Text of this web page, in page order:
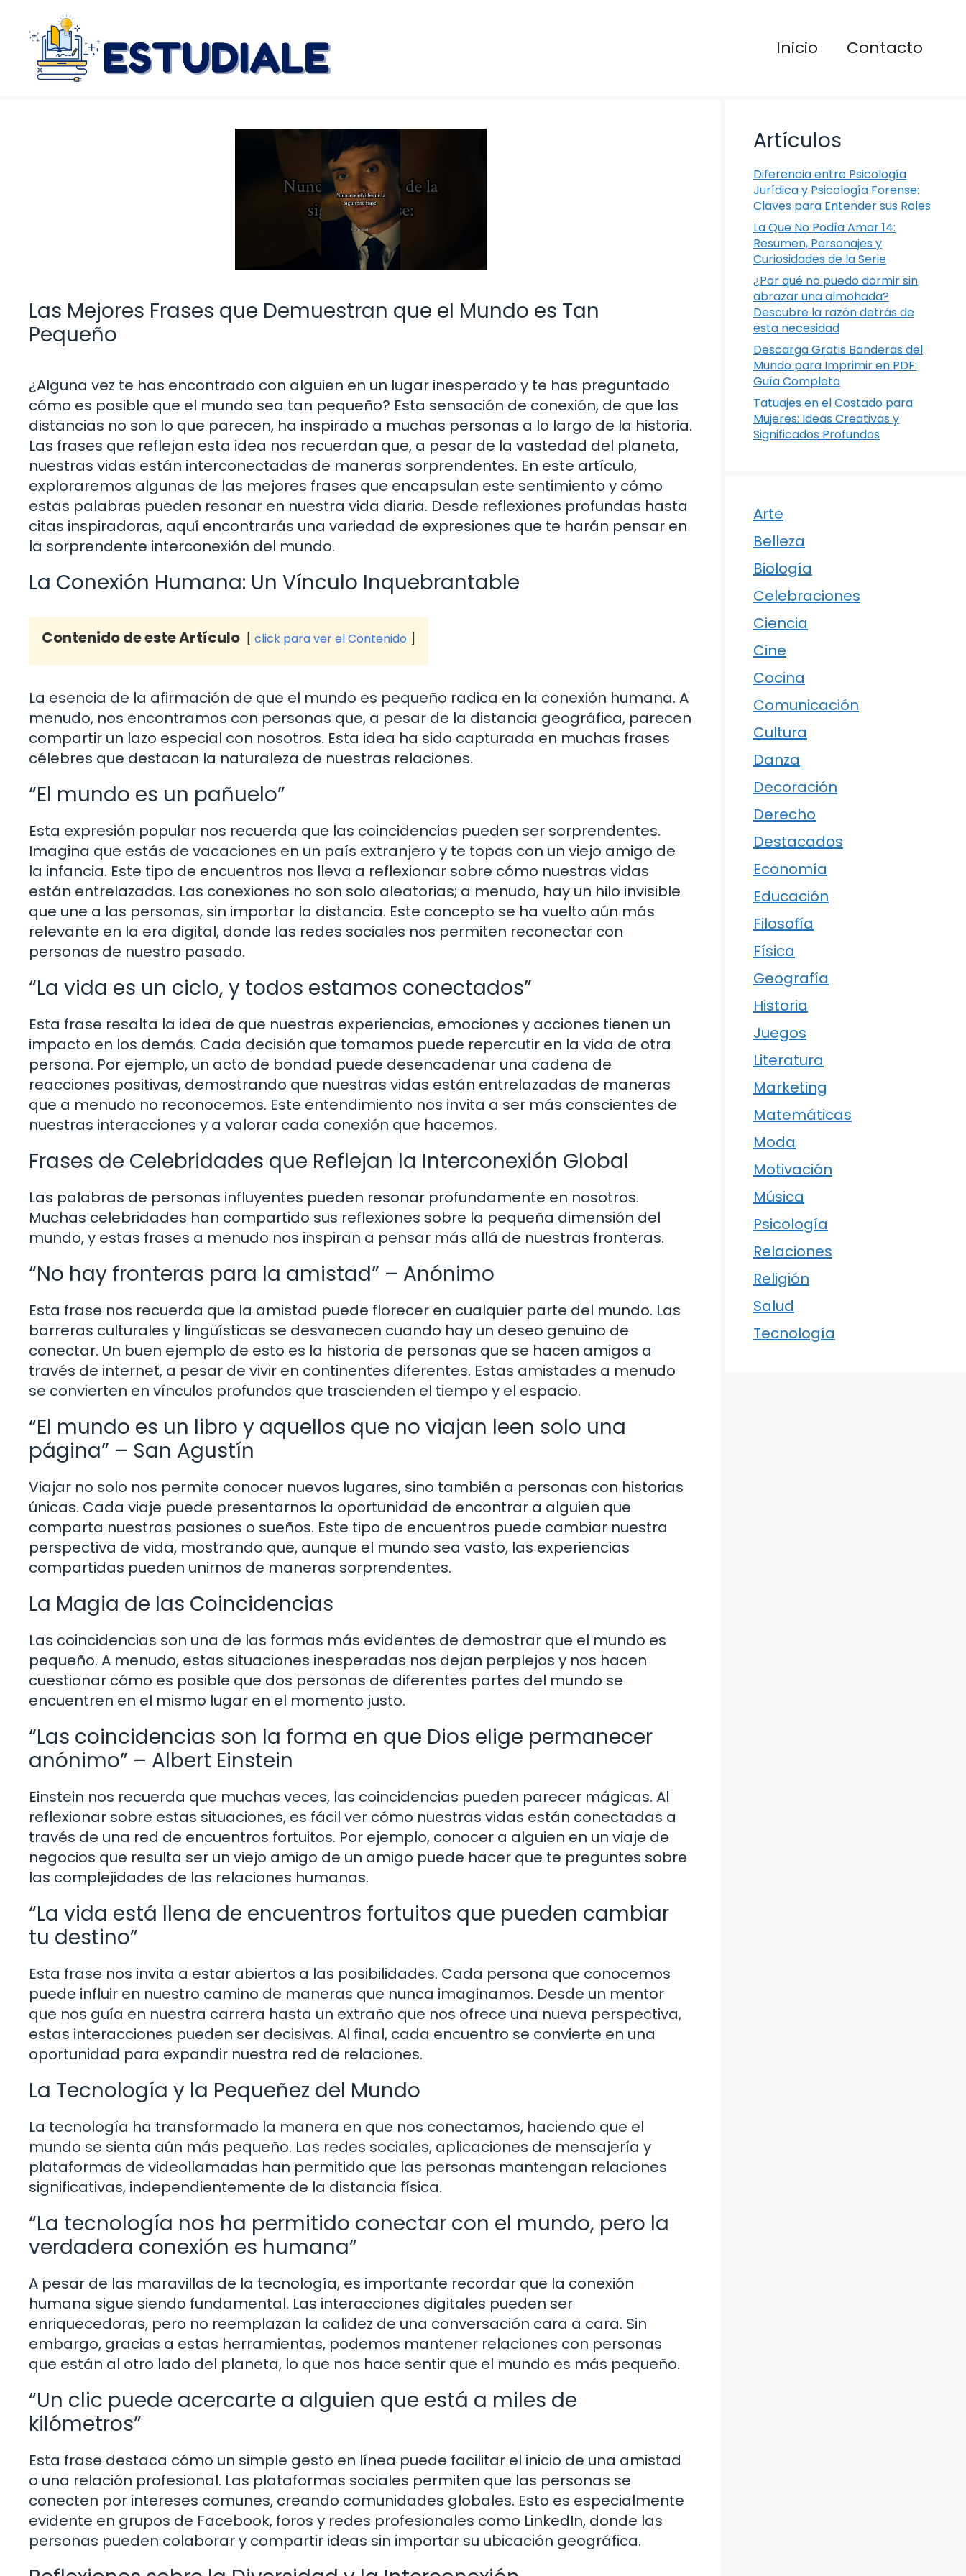
contenido
Inicio Contacto
Las Mejores Frases que Demuestran que el Mundo es Tan
Pequeño
¿Alguna vez te has encontrado con alguien en un lugar inesperado y te has preguntado
cómo es posible que el mundo sea tan pequeño? Esta sensación de conexión, de que las
distancias no son lo que parecen, ha inspirado a muchas personas a lo largo de la historia.
Las frases que reflejan esta idea nos recuerdan que, a pesar de la vastedad del planeta,
nuestras vidas están interconectadas de maneras sorprendentes. En este artículo,
exploraremos algunas de las mejores frases que encapsulan este sentimiento y cómo
estas palabras pueden resonar en nuestra vida diaria. Desde reflexiones profundas hasta
citas inspiradoras, aquí encontrarás una variedad de expresiones que te harán pensar en
la sorprendente interconexión del mundo.
La Conexión Humana: Un Vínculo Inquebrantable
Contenido de este Artículo click para ver el Contenido
La esencia de la afirmación de que el mundo es pequeño radica en la conexión humana. A
menudo, nos encontramos con personas que, a pesar de la distancia geográfica, parecen
compartir un lazo especial con nosotros. Esta idea ha sido capturada en muchas frases
célebres que destacan la naturaleza de nuestras relaciones.
“El mundo es un pañuelo”
Esta expresión popular nos recuerda que las coincidencias pueden ser sorprendentes.
Imagina que estás de vacaciones en un país extranjero y te topas con un viejo amigo de
la infancia. Este tipo de encuentros nos lleva a reflexionar sobre cómo nuestras vidas
están entrelazadas. Las conexiones no son solo aleatorias; a menudo, hay un hilo invisible
que une a las personas, sin importar la distancia. Este concepto se ha vuelto aún más
relevante en la era digital, donde las redes sociales nos permiten reconectar con
personas de nuestro pasado.
“La vida es un ciclo, y todos estamos conectados”
Esta frase resalta la idea de que nuestras experiencias, emociones y acciones tienen un
impacto en los demás. Cada decisión que tomamos puede repercutir en la vida de otra
persona. Por ejemplo, un acto de bondad puede desencadenar una cadena de
reacciones positivas, demostrando que nuestras vidas están entrelazadas de maneras
que a menudo no reconocemos. Este entendimiento nos invita a ser más conscientes de
nuestras interacciones y a valorar cada conexión que hacemos.
Frases de Celebridades que Reflejan la Interconexión Global
Las palabras de personas influyentes pueden resonar profundamente en nosotros.
Muchas celebridades han compartido sus reflexiones sobre la pequeña dimensión del
mundo, y estas frases a menudo nos inspiran a pensar más allá de nuestras fronteras.
“No hay fronteras para la amistad” – Anónimo
Esta frase nos recuerda que la amistad puede florecer en cualquier parte del mundo. Las
barreras culturales y lingüísticas se desvanecen cuando hay un deseo genuino de
conectar. Un buen ejemplo de esto es la historia de personas que se hacen amigos a
través de internet, a pesar de vivir en continentes diferentes. Estas amistades a menudo
se convierten en vínculos profundos que trascienden el tiempo y el espacio.
“El mundo es un libro y aquellos que no viajan leen solo una
página” – San Agustín
Viajar no solo nos permite conocer nuevos lugares, sino también a personas con historias
únicas. Cada viaje puede presentarnos la oportunidad de encontrar a alguien que
comparta nuestras pasiones o sueños. Este tipo de encuentros puede cambiar nuestra
perspectiva de vida, mostrando que, aunque el mundo sea vasto, las experiencias
compartidas pueden unirnos de maneras sorprendentes.
La Magia de las Coincidencias
Las coincidencias son una de las formas más evidentes de demostrar que el mundo es
pequeño. A menudo, estas situaciones inesperadas nos dejan perplejos y nos hacen
cuestionar cómo es posible que dos personas de diferentes partes del mundo se
encuentren en el mismo lugar en el momento justo.
“Las coincidencias son la forma en que Dios elige permanecer
anónimo” – Albert Einstein
Einstein nos recuerda que muchas veces, las coincidencias pueden parecer mágicas. Al
reflexionar sobre estas situaciones, es fácil ver cómo nuestras vidas están conectadas a
través de una red de encuentros fortuitos. Por ejemplo, conocer a alguien en un viaje de
negocios que resulta ser un viejo amigo de un amigo puede hacer que te preguntes sobre
las complejidades de las relaciones humanas.
“La vida está llena de encuentros fortuitos que pueden cambiar
tu destino”
Esta frase nos invita a estar abiertos a las posibilidades. Cada persona que conocemos
puede influir en nuestro camino de maneras que nunca imaginamos. Desde un mentor
que nos guía en nuestra carrera hasta un extraño que nos ofrece una nueva perspectiva,
estas interacciones pueden ser decisivas. Al final, cada encuentro se convierte en una
oportunidad para expandir nuestra red de relaciones.
La Tecnología y la Pequeñez del Mundo
La tecnología ha transformado la manera en que nos conectamos, haciendo que el
mundo se sienta aún más pequeño. Las redes sociales, aplicaciones de mensajería y
plataformas de videollamadas han permitido que las personas mantengan relaciones
significativas, independientemente de la distancia física.
“La tecnología nos ha permitido conectar con el mundo, pero la
verdadera conexión es humana”
A pesar de las maravillas de la tecnología, es importante recordar que la conexión
humana sigue siendo fundamental. Las interacciones digitales pueden ser
enriquecedoras, pero no reemplazan la calidez de una conversación cara a cara. Sin
embargo, gracias a estas herramientas, podemos mantener relaciones con personas
que están al otro lado del planeta, lo que nos hace sentir que el mundo es más pequeño.
“Un clic puede acercarte a alguien que está a miles de
kilómetros”
Esta frase destaca cómo un simple gesto en línea puede facilitar el inicio de una amistad
o una relación profesional. Las plataformas sociales permiten que las personas se
conecten por intereses comunes, creando comunidades globales. Esto es especialmente
evidente en grupos de Facebook, foros y redes profesionales como LinkedIn, donde las
personas pueden colaborar y compartir ideas sin importar su ubicación geográfica.
Artículos
Diferencia entre Psicología
Jurídica y Psicología Forense:
Claves para Entender sus Roles
La Que No Podía Amar 14:
Resumen, Personajes y
Curiosidades de la Serie
¿Por qué no puedo dormir sin
abrazar una almohada?
Descubre la razón detrás de
esta necesidad
Descarga Gratis Banderas del
Mundo para Imprimir en PDF:
Guía Completa
Tatuajes en el Costado para
Mujeres: Ideas Creativas y
Significados Profundos
Arte
Belleza
Biología
Celebraciones
Ciencia
Cine
Cocina
Comunicación
Cultura
Danza
Decoración
Derecho
Destacados
Economía
Educación
Filosofía
Física
Geografía
Historia
Juegos
Literatura
Marketing
Matemáticas
Moda
Motivación
Música
Psicología
Relaciones
Religión
Salud
Tecnología